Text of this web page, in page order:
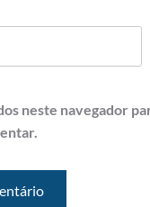
neste navegador